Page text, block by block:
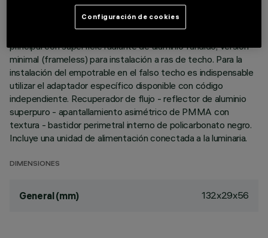
específica para iluminación vertical de las paredes. El sistema
óptico patentado asegura una emisión homogénea y eficaz
en la pared y evita zonas de sombra cerca del techo. Cuerpo
principal con superficie radiante de aluminio fundido; versión
minimal (frameless) para instalación a ras de techo. Para la
instalación del empotrable en el falso techo es indispensable
utilizar el adaptador específico disponible con código
independiente. Recuperador de flujo - reflector de aluminio
superpuro - apantallamiento asimétrico de PMMA con
textura - bastidor perimetral interno de policarbonato negro.
Incluye una unidad de alimentación conectada a la luminaria.
DIMENSIONES
General (mm) 132x29x56
Configuración de cookies